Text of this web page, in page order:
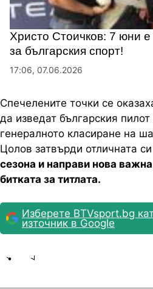
Христо Стоичков: 7 юни е
за българския спорт!
17:06, 07.06.2026
Спечелените точки се
да изведат българския
генералното класиране на
Цолов затвърди отличната си
сезона и направи нова
битката за титлата.
Изберете BTVsport.bg
източник в Google